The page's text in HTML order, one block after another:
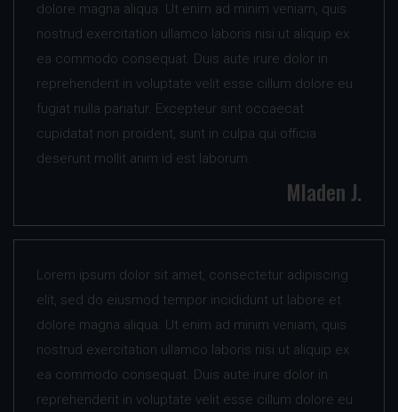
dolore magna aliqua. Ut enim ad minim veniam, quis
nostrud exercitation ullamco laboris nisi ut aliquip ex
ea commodo consequat. Duis aute irure dolor in
reprehenderit in voluptate velit esse cillum dolore eu
fugiat nulla pariatur. Excepteur sint occaecat
cupidatat non proident, sunt in culpa qui officia
deserunt mollit anim id est laborum.
Mladen J.
Lorem ipsum dolor sit amet, consectetur adipiscing
elit, sed do eiusmod tempor incididunt ut labore et
dolore magna aliqua. Ut enim ad minim veniam, quis
nostrud exercitation ullamco laboris nisi ut aliquip ex
ea commodo consequat. Duis aute irure dolor in
reprehenderit in voluptate velit esse cillum dolore eu